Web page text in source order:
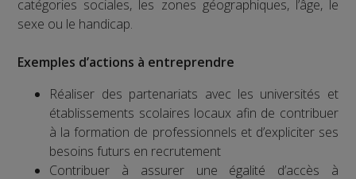
catégories sociales, les zones géographiques, l’âge, le
sexe ou le handicap.
Exemples d’actions à entreprendre
Réaliser des partenariats avec les universités et
établissements scolaires locaux afin de contribuer
à la formation de professionnels et d’expliciter ses
besoins futurs en recrutement
Contribuer à assurer une égalité d’accès à